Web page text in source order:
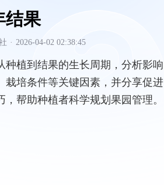
结果
· 2026-04-02 02:38:45
种植到结果的生长周期，分析影响
栽培条件等关键因素，并分享促进
帮助种植者科学规划果园管理。